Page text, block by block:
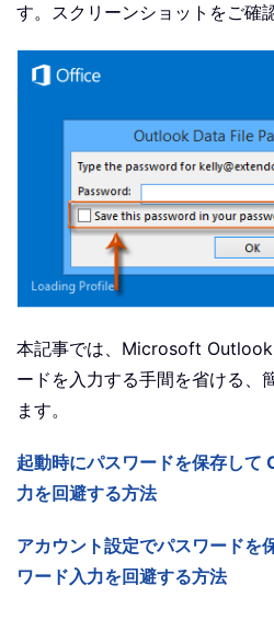
す。スクリーンショットをご確
本記事では、Microsoft Outlook
ードを入力する手間を省ける、
ます。
起動時にパスワードを保存して
力を回避する方法
アカウント設定でパスワードを
ワード入力を回避する方法